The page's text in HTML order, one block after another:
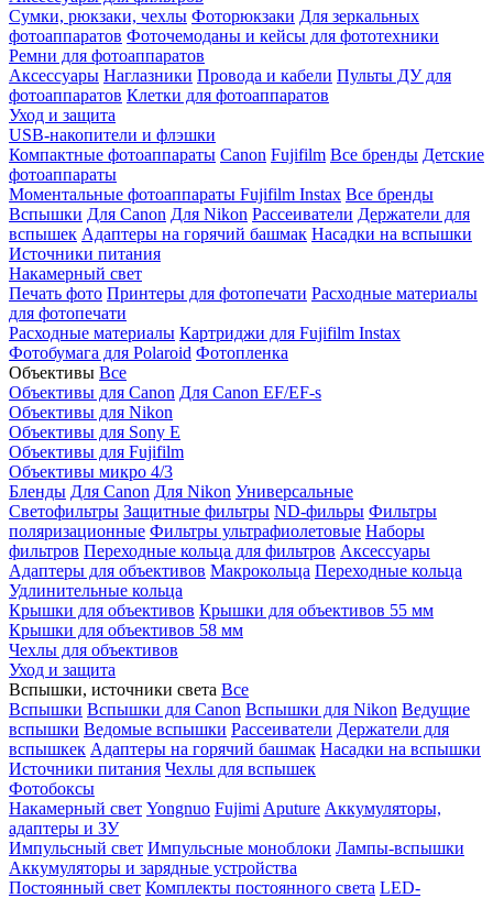
Сумки, рюкзаки, чехлы Фоторюкзаки Для зеркальных
фотоаппаратов Фоточемоданы и кейсы для фототехники
Ремни для фотоаппаратов
Аксессуары Наглазники Провода и кабели Пульты ДУ для
фотоаппаратов Клетки для фотоаппаратов
Уход и защита
USB-накопители и флэшки
Компактные фотоаппараты Canon Fujifilm Все бренды Детские
фотоаппараты
Моментальные фотоаппараты Fujifilm Instax Все бренды
Вспышки Для Canon Для Nikon Рассеиватели Держатели для
вспышек Адаптеры на горячий башмак Насадки на вспышки
Источники питания
Накамерный свет
Печать фото Принтеры для фотопечати Расходные материалы
для фотопечати
Расходные материалы Картриджи для Fujifilm Instax
Фотобумага для Polaroid Фотопленка
Объективы Все
Объективы для Canon Для Canon EF/EF-s
Объективы для Nikon
Объективы для Sony E
Объективы для Fujifilm
Объективы микро 4/3
Бленды Для Canon Для Nikon Универсальные
Светофильтры Защитные фильтры ND-фильры Фильтры
поляризационные Фильтры ультрафиолетовые Наборы
фильтров Переходные кольца для фильтров Аксессуары
Адаптеры для объективов Макрокольца Переходные кольца
Удлинительные кольца
Крышки для объективов Крышки для объективов 55 мм
Крышки для объективов 58 мм
Чехлы для объективов
Уход и защита
Вспышки, источники света Все
Вспышки Вспышки для Canon Вспышки для Nikon Ведущие
вспышки Ведомые вспышки Рассеиватели Держатели для
вспышкек Адаптеры на горячий башмак Насадки на вспышки
Источники питания Чехлы для вспышек
Фотобоксы
Накамерный свет Yongnuo Fujimi Aputure Аккумуляторы,
адаптеры и ЗУ
Импульсный свет Импульсные моноблоки Лампы-вспышки
Аккумуляторы и зарядные устройства
Постоянный свет Комплекты постоянного света LED-